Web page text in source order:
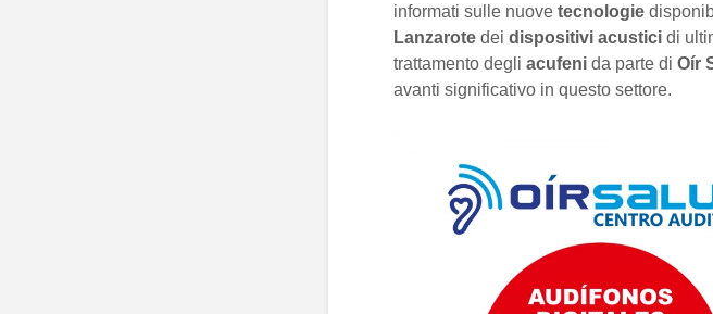
informati sulle nuove tecnologie
Lanzarote dei dispositivi acustici di
trattamento degli acufeni da parte di Oír
avanti significativo in questo settore.